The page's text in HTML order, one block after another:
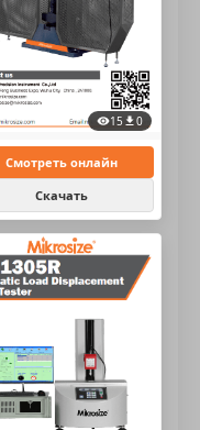
15 0
Смотреть онлайн
Скачать